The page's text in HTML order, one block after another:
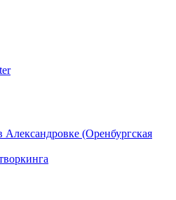
(Оренбургская